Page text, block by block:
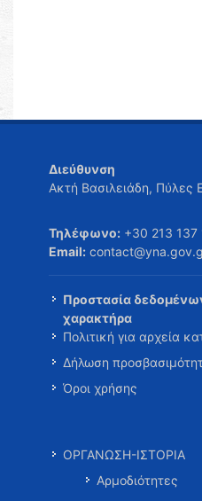
Διεύθυνση
Ακτή Βασιλειάδη, Πύλες
Τηλέφωνο: +30 213 137
Email:
Προστασία
χαρακτήρα
Πολιτική για αρχεία
Δήλωση
Όροι χρήσης
ΟΡΓΑΝΩΣΗ-ΙΣΤΟΡΙΑ
Αρμοδιότητες